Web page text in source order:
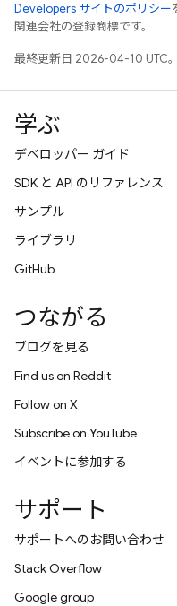
Developers サイトのポリシー
関連会社の登録商標です。
最終更新日 2026-04-10 UTC。
学ぶ
デベロッパー ガイド
SDK と API のリファレンス
サンプル
ライブラリ
GitHub
つながる
ブログを見る
Find us on Reddit
Follow on X
Subscribe on YouTube
イベントに参加する
サポート
サポートへのお問い合わせ
Stack Overflow
Google group